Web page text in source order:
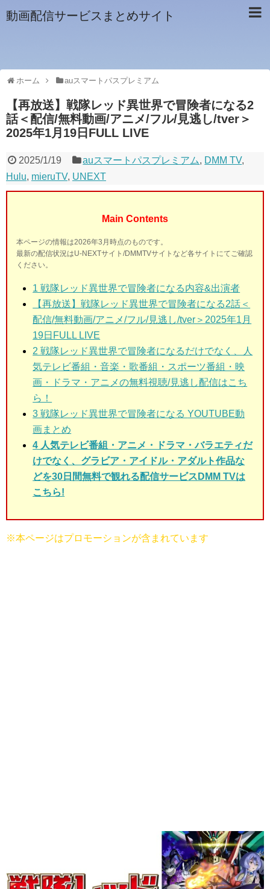
動画配信サービスまとめサイト
ホーム auスマートパスプレミアム
【再放送】戦隊レッド異世界で冒険者になる2
話＜配信/無料動画/アニメ/フル/見逃し/tver＞
2025年1月19日FULL LIVE
2025/1/19 auスマートパスプレミアム, DMM TV,
Hulu, mieruTV, UNEXT
Main Contents
本ページの情報は2026年3月時点のものです。
最新の配信状況はU-NEXTサイト/DMMTVサイトなど各サイトにてご確認
ください。
1 戦隊レッド異世界で冒険者になる内容&出演者
【再放送】戦隊レッド異世界で冒険者になる2話＜
配信/無料動画/アニメ/フル/見逃し/tver＞2025年1月
19日FULL LIVE
2 戦隊レッド異世界で冒険者になるだけでなく、人
気テレビ番組・音楽・歌番組・スポーツ番組・映
画・ドラマ・アニメの無料視聴/見逃し配信はこち
ら！
3 戦隊レッド異世界で冒険者になるYOUTUBE動
画まとめ
4 人気テレビ番組・アニメ・ドラマ・バラエティだ
けでなく、グラビア・アイドル・アダルト作品な
どを30日間無料で観れる配信サービスDMM TVは
こちら!
※本ページはプロモーションが含まれています